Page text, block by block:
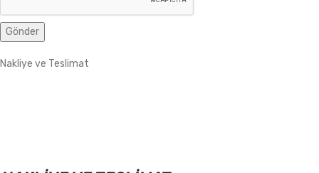
Nakliye ve Teslimat